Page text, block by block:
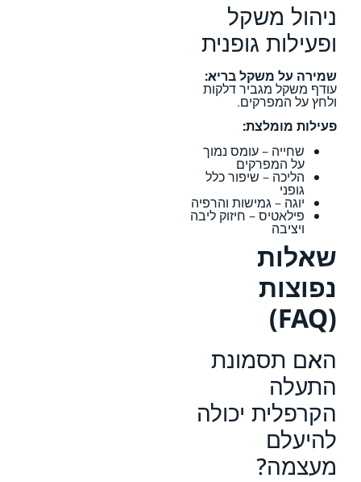
ניהול משקל
ופעילות גופנית
שמירה על משקל בריא:
עודף משקל מגביר דלקות
ולחץ על המפרקים.
פעילות מומלצת:
שחייה – עומס נמוך
על המפרקים
הליכה – שיפור כלל
גופני
יוגה – גמישות והרפיה
פילאטיס – חיזוק ליבה
ויציבה
שאלות
נפוצות
(FAQ)
האם תסמונת
התעלה
הקרפלית יכולה
להיעלם
מעצמה?